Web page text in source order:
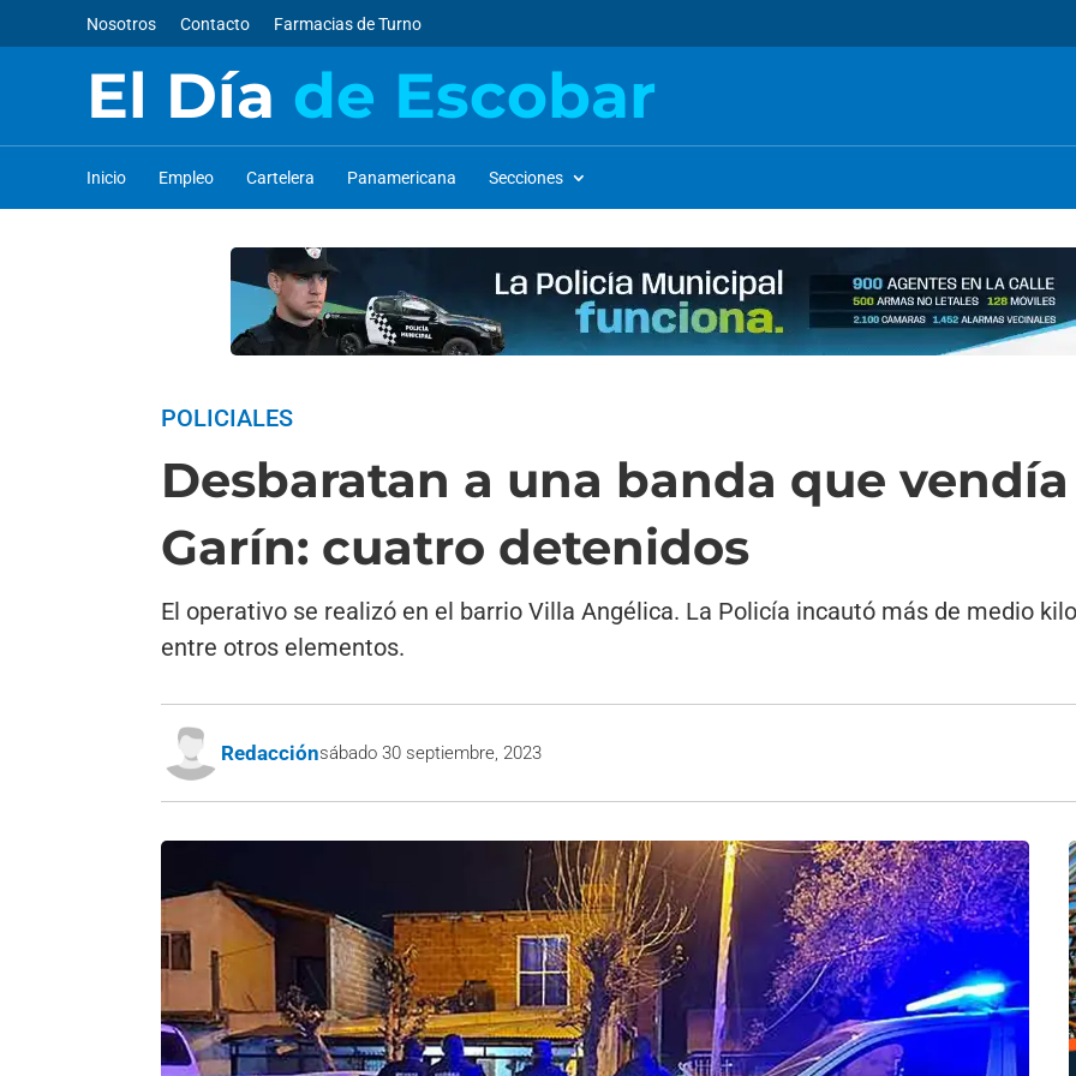
Nosotros Contacto Farmacias de Turno
El Día de Escobar
Inicio Empleo Cartelera Panamericana Secciones
POLICIALES
Desbaratan a una banda que
Garín: cuatro detenidos
El operativo se realizó en el barrio Villa Angélica. La Policía incautó más de medio
entre otros elementos.
Redacciónsábado 30 septiembre, 2023